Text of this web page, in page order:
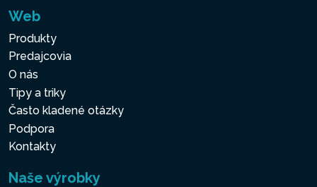
Web
Produkty
Predajcovia
O nás
Tipy a triky
Často kladené otázky
Podpora
Kontakty
Naše výrobky